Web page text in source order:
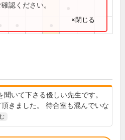
認ください。
×閉じる
いて下さる優しい先生です。
きました。 待合室も混んでいな